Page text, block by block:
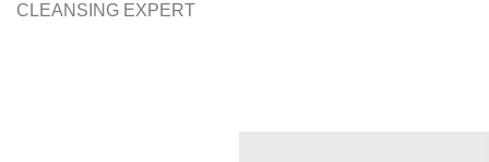
CLEANSING EXPERT